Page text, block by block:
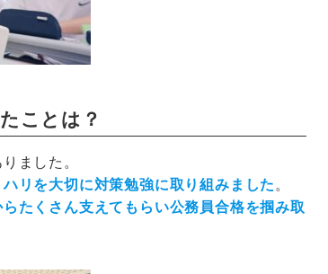
ことは？
ました。
ハリを大切に対策勉強に取り組みました 。
たくさん支えてもらい公務員合格を掴み取